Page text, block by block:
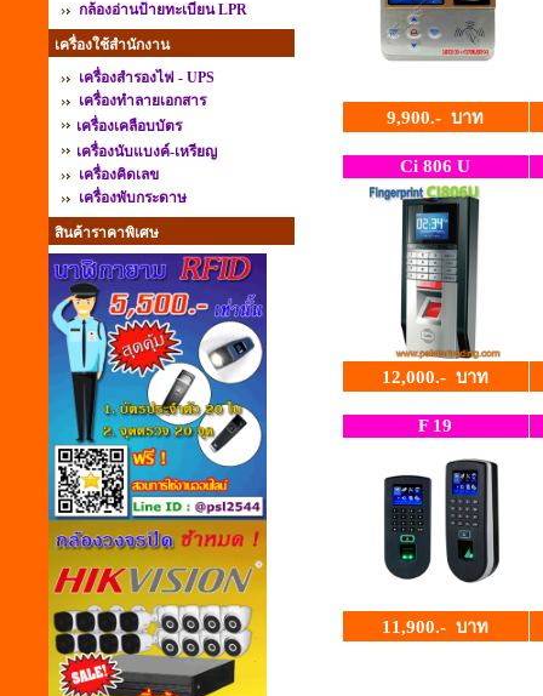
กล้องอ่านป้ายทะเบียน LPR
เครื่องใช้สำนักงาน
เครื่องสำรองไฟ - UPS
เครื่องทำลายเอกสาร
เครื่องเคลือบบัตร
เครื่องนับแบงค์-เหรียญ
เครื่องคิดเลข
เครื่องพับกระดาษ
สินค้าราคาพิเศษ
9,900.- บาท
Ci 806 U
12,000.- บาท
F 19
11,900.- บาท